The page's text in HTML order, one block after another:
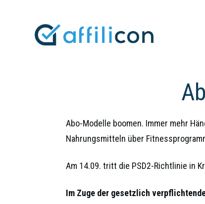
Abo-Modelle boomen. Immer mehr
Nahrungsmitteln über
Am 14.09. tritt die PSD2-Richtlinie in
Im Zuge der gesetzlich